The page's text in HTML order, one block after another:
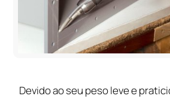
Devido ao seu peso leve e